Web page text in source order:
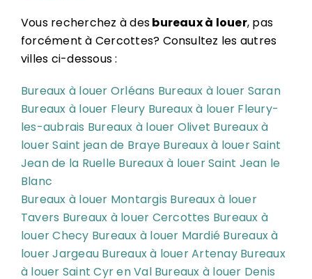
Vous recherchez à desbureaux à louer, pas
forcément à Cercottes? Consultez les autres
villes ci-dessous :
Bureaux à louer Orléans Bureaux à louer Saran
Bureaux à louer Fleury Bureaux à louer Fleury-
les-aubrais Bureaux à louer Olivet Bureaux à
louer Saint jean de Braye Bureaux à louer Saint
Jean de la Ruelle Bureaux à louer Saint Jean le
Blanc
Bureaux à louer Montargis Bureaux à louer
Tavers Bureaux à louer Cercottes Bureaux à
louer Checy Bureaux à louer Mardié Bureaux à
louer Jargeau Bureaux à louer Artenay Bureaux
à louer Saint Cyr en Val Bureaux à louer Denis